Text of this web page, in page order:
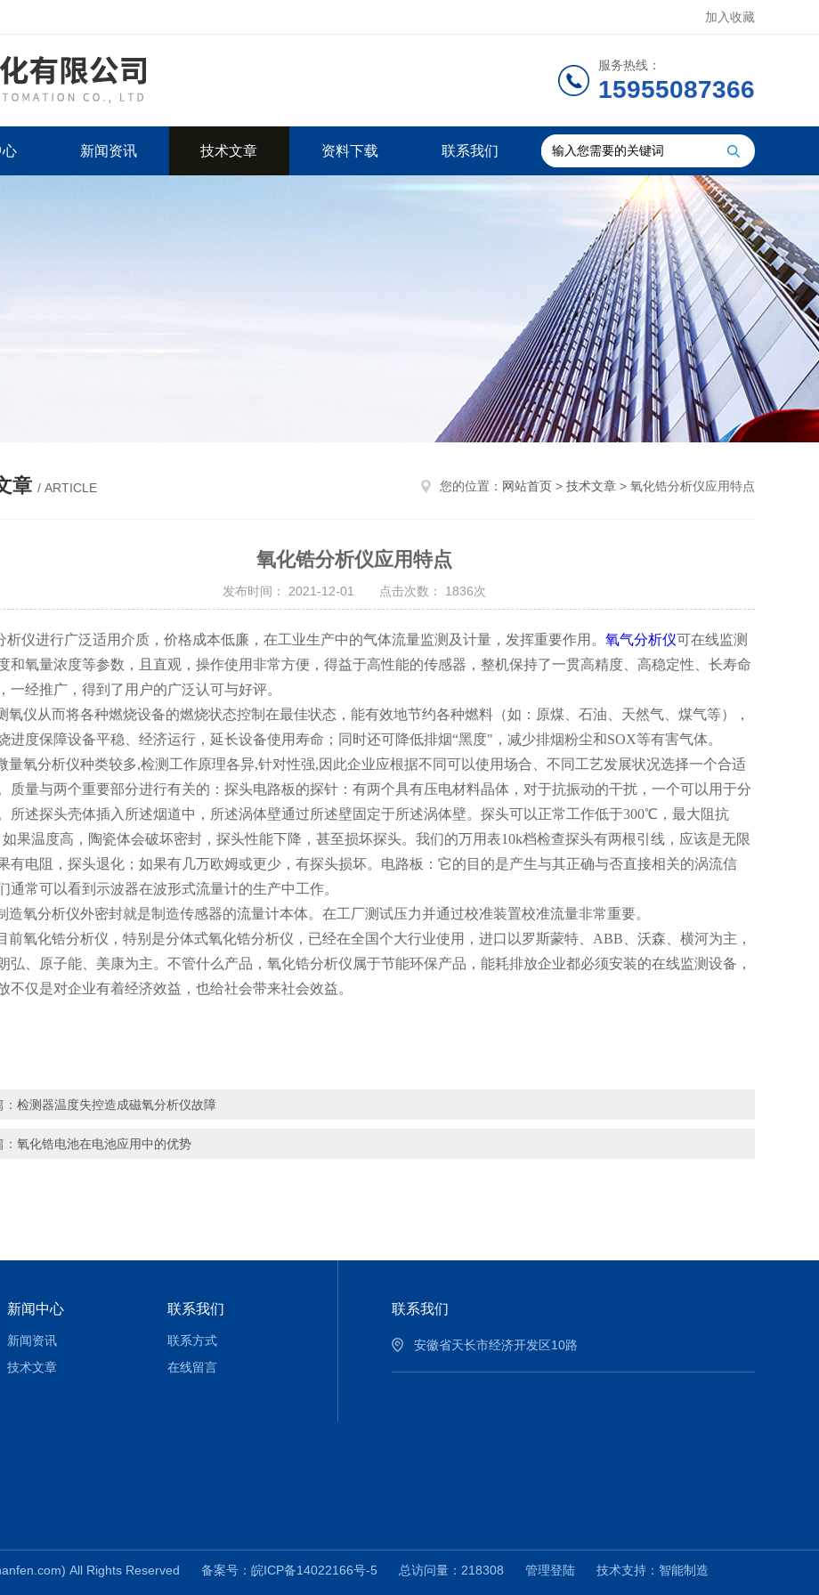
加入收藏
服务热线：
15955087366
心 新闻资讯 技术文章 资料下载 联系我们
章 / ARTICLE 您的位置： 网站首页 > 技术文章 > 氧化锆分析仪应用特点
氧化锆分析仪应用特点
发布时间： 2021-12-01 点击次数： 1836次
析仪进行广泛适用介质，价格成本低廉，在工业生产中的气体流量监测及计量，发挥重要作用。 氧气分析仪可在线监测
和氧量浓度等参数，且直观，操作使用非常方便，得益于高性能的传感器，整机保持了一贯高精度、高稳定性、长寿命
一经推广，得到了用户的广泛认可与好评。
氧仪从而将各种燃烧设备的燃烧状态控制在最佳状态，能有效地节约各种燃料（如：原煤、石油、天然气、煤气等），
进度保障设备平稳、经济运行，延长设备使用寿命；同时还可降低排烟“黑度"，减少排烟粉尘和SOX等有害气体。
量氧分析仪种类较多,检测工作原理各异,针对性强,因此企业应根据不同可以使用场合、不同工艺发展状况选择一个合适
质量与两个重要部分进行有关的：探头电路板的探针：有两个具有压电材料晶体，对于抗振动的干扰，一个可以用于分
所述探头壳体插入所述烟道中，所述涡体壁通过所述壁固定于所述涡体壁。探头可以正常工作低于300℃，最大阻抗
果温度高，陶瓷体会破坏密封，探头性能下降，甚至损坏探头。我们的万用表10k档检查探头有两根引线，应该是无限
有电阻，探头退化；如果有几万欧姆或更少，有探头损坏。电路板：它的目的是产生与其正确与否直接相关的涡流信
通常可以看到示波器在波形式流量计的生产中工作。
造氧分析仪外密封就是制造传感器的流量计本体。在工厂测试压力并通过校准装置校准流量非常重要。
前氧化锆分析仪，特别是分体式氧化锆分析仪，已经在全国个大行业使用，进口以罗斯蒙特、 ABB 、沃森、横河为主，
弘、原子能、美康为主。不管什么产品，氧化锆分析仪属于节能环保产品，能耗排放企业都必须安装的在线监测设备，
不仅是对企业有着经济效益，也给社会带来社会效益。
检测器温度失控造成磁氧分析仪故障
氧化锆电池在电池应用中的优势
新闻中心
新闻资讯
技术文章
联系我们
联系方式
在线留言
联系我们
安徽省天长市经济开发区10路
All Rights Reserved 备案号：皖ICP备14022166号-5 总访问量：218308 管理登陆 技术支持： 智能制造